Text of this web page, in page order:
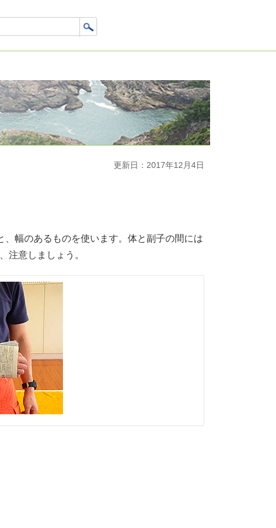
更新日：2017年12月4日
幅のあるものを使います。体と副子の間には
注意しましょう。